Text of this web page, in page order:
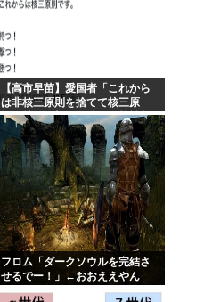
【高市早苗】愛国者「これから
は非核三原則を捨てて核三原
則。持つ！撃つ！勝つ！核戦争
には慣れている、試してみる
か？」
フロム「ダークソウルを完結さ
せるでー！」←おおええやん